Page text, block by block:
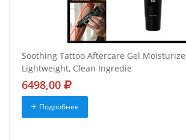
Soothing Tattoo Aftercare Gel
Lightweight, Clean Ingredie
6498,00
Подробнее